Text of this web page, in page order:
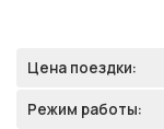
Цена поездки:
Режим работы: